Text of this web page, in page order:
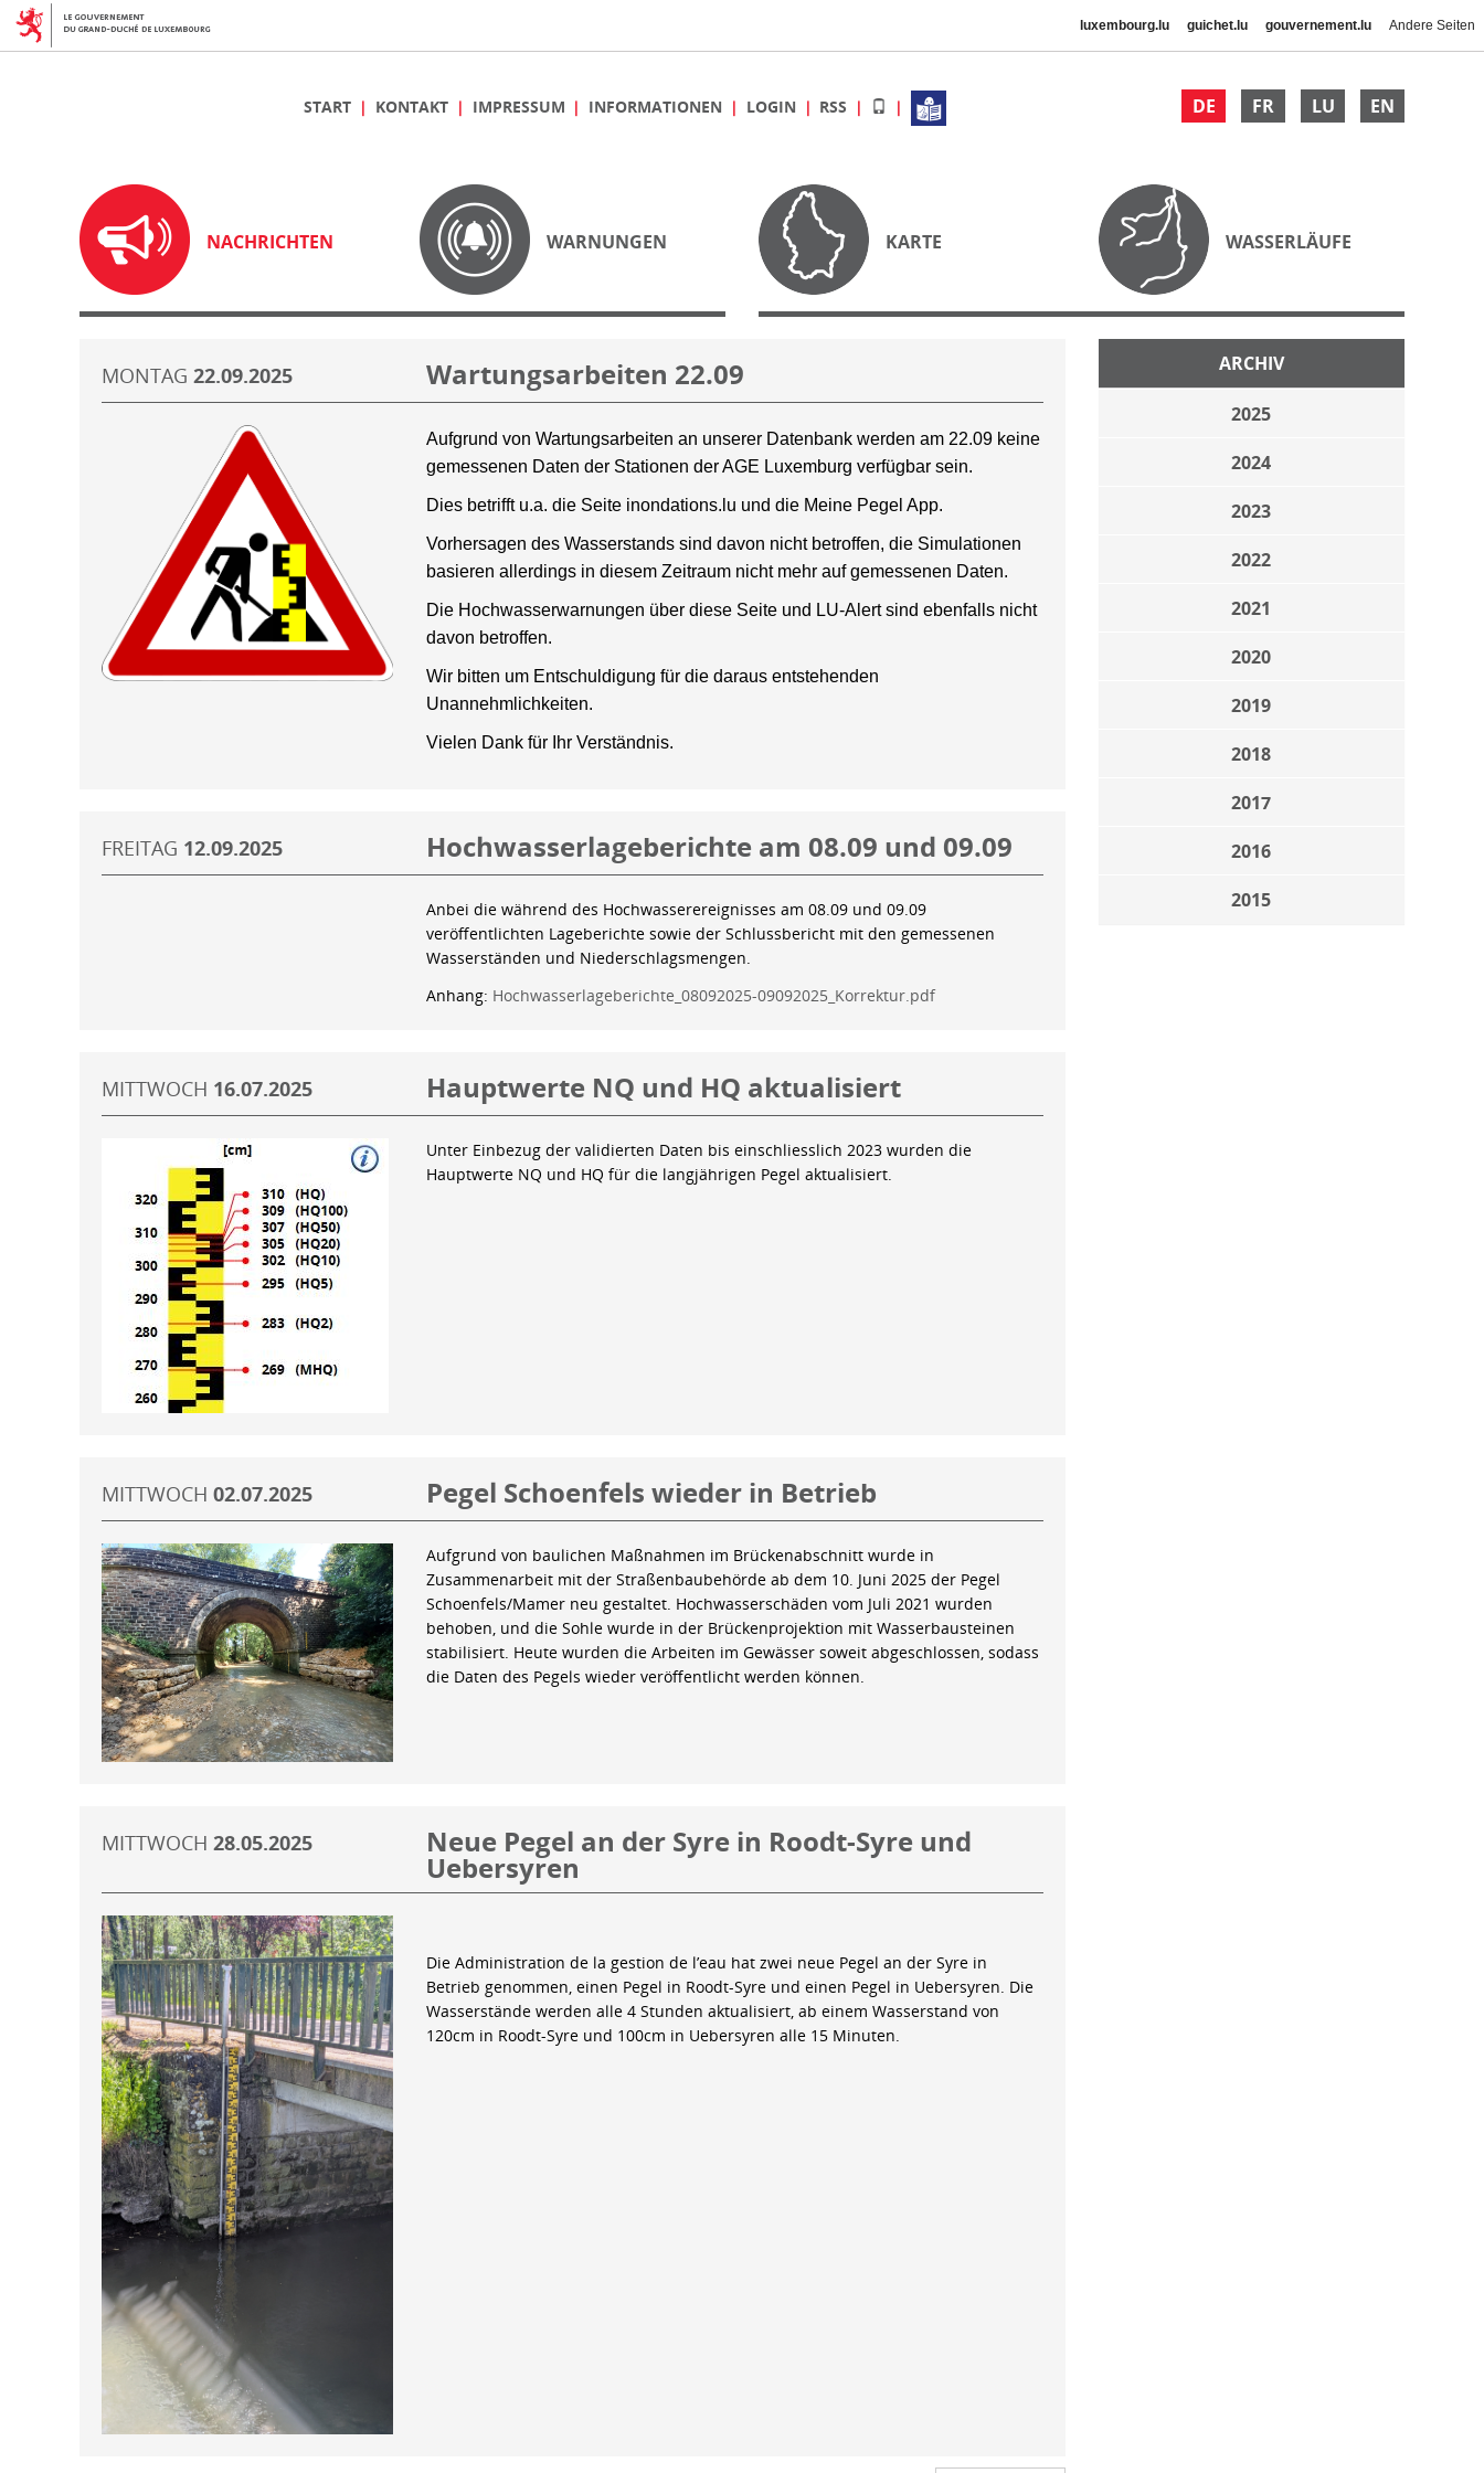
luxembourg.lu guichet.lu gouvernement.lu Andere Seiten
DE FR LU EN
START KONTAKT IMPRESSUM INFORMATIONEN LOGIN RSS
NACHRICHTEN WARNUNGEN KARTE WASSERLÄUFE
ARCHIV
2025
2024
2023
2022
2021
2020
2019
2018
2017
2016
2015
MONTAG 22.09.2025 Wartungsarbeiten 22.09
Aufgrund von Wartungsarbeiten an unserer Datenbank werden am 22.09 keine
gemessenen Daten der Stationen der AGE Luxemburg verfügbar sein.
Dies betrifft u.a. die Seite inondations.lu und die Meine Pegel App.
Vorhersagen des Wasserstands sind davon nicht betroffen, die Simulationen
basieren allerdings in diesem Zeitraum nicht mehr auf gemessenen Daten.
Die Hochwasserwarnungen über diese Seite und LU-Alert sind ebenfalls nicht
davon betroffen.
Wir bitten um Entschuldigung für die daraus entstehenden
Unannehmlichkeiten.
Vielen Dank für Ihr Verständnis.
FREITAG 12.09.2025 Hochwasserlageberichte am 08.09 und 09.09
Anbei die während des Hochwasserereignisses am 08.09 und 09.09
veröffentlichten Lageberichte sowie der Schlussbericht mit den gemessenen
Wasserständen und Niederschlagsmengen.
Anhang: Hochwasserlageberichte_08092025-09092025_Korrektur.pdf
MITTWOCH 16.07.2025 Hauptwerte NQ und HQ aktualisiert
Unter Einbezug der validierten Daten bis einschliesslich 2023 wurden die
Hauptwerte NQ und HQ für die langjährigen Pegel aktualisiert.
MITTWOCH 02.07.2025 Pegel Schoenfels wieder in Betrieb
Aufgrund von baulichen Maßnahmen im Brückenabschnitt wurde in
Zusammenarbeit mit der Straßenbaubehörde ab dem 10. Juni 2025 der Pegel
Schoenfels/Mamer neu gestaltet. Hochwasserschäden vom Juli 2021 wurden
behoben, und die Sohle wurde in der Brückenprojektion mit Wasserbausteinen
stabilisiert. Heute wurden die Arbeiten im Gewässer soweit abgeschlossen, sodass
die Daten des Pegels wieder veröffentlicht werden können.
MITTWOCH 28.05.2025 Neue Pegel an der Syre in Roodt-Syre und
Uebersyren
Die Administration de la gestion de l’eau hat zwei neue Pegel an der Syre in
Betrieb genommen, einen Pegel in Roodt-Syre und einen Pegel in Uebersyren. Die
Wasserstände werden alle 4 Stunden aktualisiert, ab einem Wasserstand von
120cm in Roodt-Syre und 100cm in Uebersyren alle 15 Minuten.